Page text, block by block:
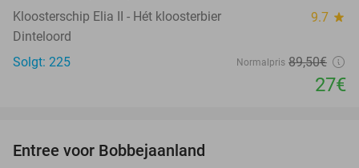
Kloosterschip Elia II - Hét kloosterbier 9.7 star
Dinteloord
Solgt: 225
Normalpris 89,50€
27€
Entree voor Bobbejaanland